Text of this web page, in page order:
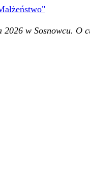
w Sosnowcu. O